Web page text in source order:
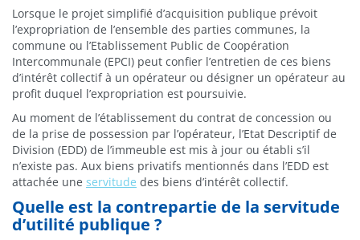
Lorsque le projet simplifié d’acquisition publique prévoit
l’expropriation de l’ensemble des parties communes, la
commune ou l’Etablissement Public de Coopération
Intercommunale (EPCI) peut confier l’entretien de ces biens
d’intérêt collectif à un opérateur ou désigner un opérateur au
profit duquel l’expropriation est poursuivie.
Au moment de l’établissement du contrat de concession ou
de la prise de possession par l’opérateur, l’Etat Descriptif de
Division (EDD) de l’immeuble est mis à jour ou établi s’il
n’existe pas. Aux biens privatifs mentionnés dans l’EDD est
attachée une servitude des biens d’intérêt collectif.
Quelle est la contrepartie de la servitude
d’utilité publique ?